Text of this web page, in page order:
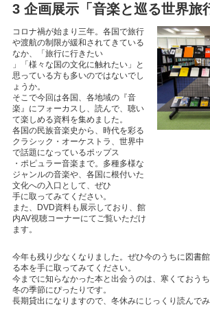
3 企画展示「音楽と巡る世界旅
コロナ禍が始まり三年。各国で旅行
や渡航の制限が緩和されてきている
なか、「旅行に行きたい
」「様々な国の文化に触れたい」と
思っている方も多いのではないでし
ょうか。
そこで今回は各国、各地域の『音
楽』にフォーカスし、読んで、聴い
て楽しめる資料を集めました。
各国の民族音楽史から、時代を彩る
クラシック・オーケストラ、世界中
で話題になっているポップス
・ポピュラー音楽まで。多種多様な
ジャンルの音楽や、各国に根付いた
文化への入口として、ぜひ
手に取ってみてください。
また、DVD資料も展示しており、館
内AV視聴コーナーにてご覧いただけ
ます。
今年も残り少なくなりました。ぜひ今のうちに図書
る本を手に取ってみてください。
今までに知らなかった本と出会うのは、寒くておう
冬の季節にぴったりです。
長期貸出になりますので、冬休みにじっくり読んで